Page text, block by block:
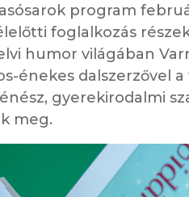
program
foglalkozás
humor világában
énekes dalszerzővel
gyerekirodalmi
meg.